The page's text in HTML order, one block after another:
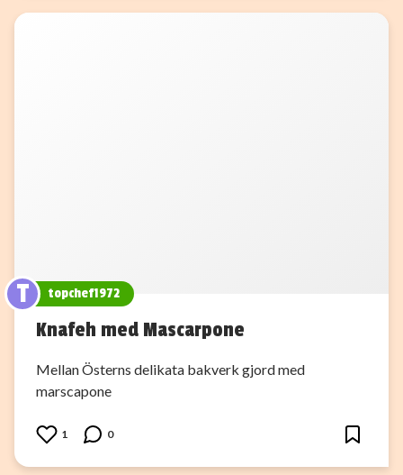
T topchef1972
Knafeh med Mascarpone
Mellan Österns delikata bakverk gjord med
marscapone
1 0